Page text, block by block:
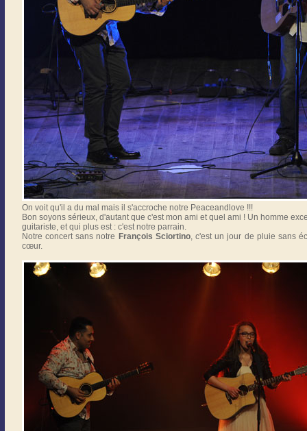
On voit qu'il a du mal mais il s'accroche notre Peaceandlove !!!
Bon soyons sérieux, d'autant que c'est mon ami et quel ami ! Un homme
guitariste, et qui plus est : c'est notre parrain.
Notre concert sans notre François Sciortino, c'est un jour de pluie sans
cœur.